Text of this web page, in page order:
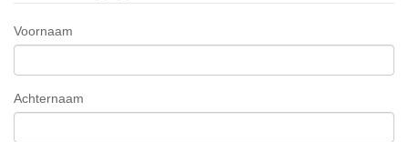
Voornaam
Achternaam